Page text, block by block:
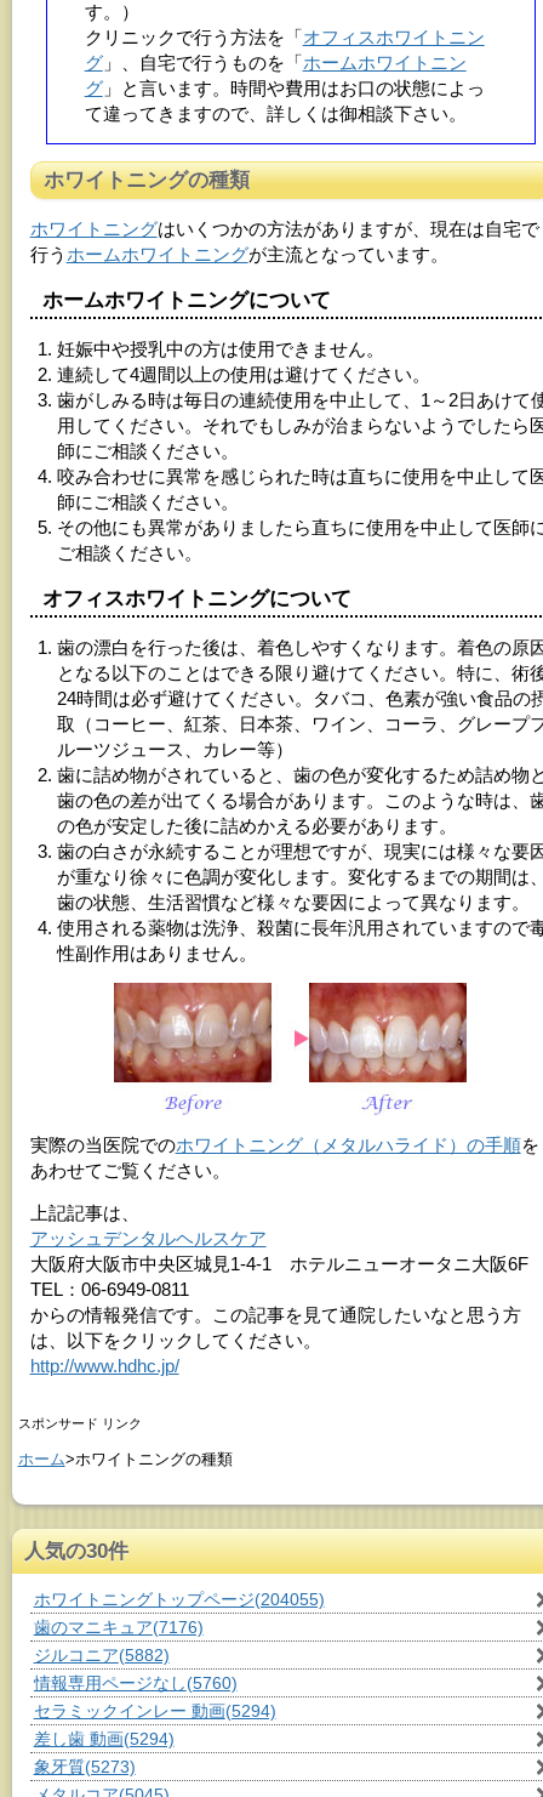
す。）
クリニックで行う方法を「オフィスホワイトニン
グ」、自宅で行うものを「ホームホワイトニン
グ」と言います。時間や費用はお口の状態によっ
て違ってきますので、詳しくは御相談下さい。
ホワイトニングの種類
ホワイトニングはいくつかの方法がありますが、現在は自宅で
行う ホームホワイトニングが主流となっています。
ホームホワイトニングについて
妊娠中や授乳中の方は使用できません。
連続して4週間以上の使用は避けてください。
歯がしみる時は毎日の連続使用を中止して、1～2日あけて
用してください。それでもしみが治まらないようでしたら
師にご相談ください。
咬み合わせに異常を感じられた時は直ちに使用を中止して
師にご相談ください。
その他にも異常がありましたら直ちに使用を中止して医師
ご相談ください。
オフィスホワイトニングについて
歯の漂白を行った後は、着色しやすくなります。着色の原
となる以下のことはできる限り避けてください。特に、術
24時間は必ず避けてください。タバコ、色素が強い食品の
取（コーヒー、紅茶、日本茶、ワイン、コーラ、グレープ
ルーツジュース、カレー等）
歯に詰め物がされていると、歯の色が変化するため詰め物
歯の色の差が出てくる場合があります。このような時は、
の色が安定した後に詰めかえる必要があります。
歯の白さが永続することが理想ですが、現実には様々な要
が重なり徐々に色調が変化します。変化するまでの期間は
歯の状態、生活習慣など様々な要因によって異なります。
使用される薬物は洗浄、殺菌に長年汎用されていますので
性副作用はありません。
実際の当医院でのホワイトニング（メタルハライド）の手順を
あわせてご覧ください。
上記記事は、
アッシュデンタルヘルスケア
大阪府大阪市中央区城見1-4-1 ホテルニューオータニ大阪6F
TEL：06-6949-0811
からの情報発信です。この記事を見て通院したいなと思う方
は、以下をクリックしてください。
http://www.hdhc.jp/
スポンサード リンク
ホーム>ホワイトニングの種類
人気の30件
ホワイトニングトップページ(204055)
歯のマニキュア(7176)
ジルコニア(5882)
情報専用ページなし(5760)
セラミックインレー 動画(5294)
差し歯 動画(5294)
象牙質(5273)